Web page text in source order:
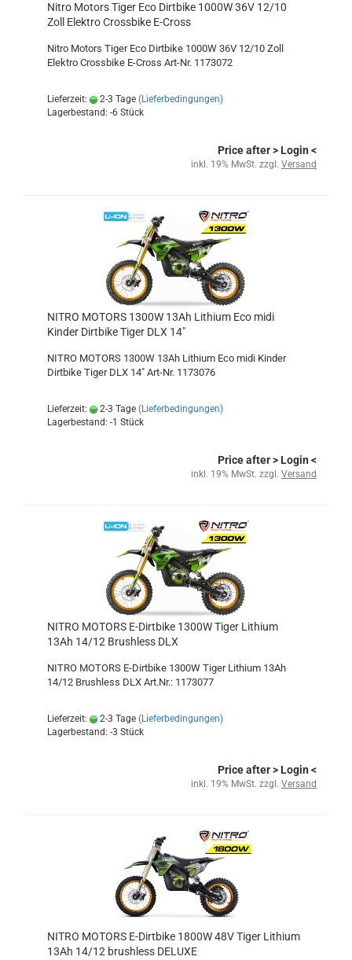
Nitro Motors Tiger Eco Dirtbike 1000W 36V 12/10
Zoll Elektro Crossbike E-Cross
Nitro Motors Tiger Eco Dirtbike 1000W 36V 12/10 Zoll
Elektro Crossbike E-Cross Art-Nr. 1173072
Lieferzeit: 2-3 Tage (Lieferbedingungen)
Lagerbestand: -6 Stück
Price after> Login <
inkl. 19% MwSt. zzgl. Versand
NITRO MOTORS 1300W 13Ah Lithium Eco midi
Kinder Dirtbike Tiger DLX 14"
NITRO MOTORS 1300W 13Ah Lithium Eco midi Kinder
Dirtbike Tiger DLX 14" Art-Nr. 1173076
Lieferzeit: 2-3 Tage (Lieferbedingungen)
Lagerbestand: -1 Stück
Price after> Login <
inkl. 19% MwSt. zzgl. Versand
NITRO MOTORS E-Dirtbike 1300W Tiger Lithium
13Ah 14/12 Brushless DLX
NITRO MOTORS E-Dirtbike 1300W Tiger Lithium 13Ah
14/12 Brushless DLX Art.Nr.: 1173077
Lieferzeit: 2-3 Tage (Lieferbedingungen)
Lagerbestand: -3 Stück
Price after> Login <
inkl. 19% MwSt. zzgl. Versand
NITRO MOTORS E-Dirtbike 1800W 48V Tiger Lithium
13Ah 14/12 brushless DELUXE